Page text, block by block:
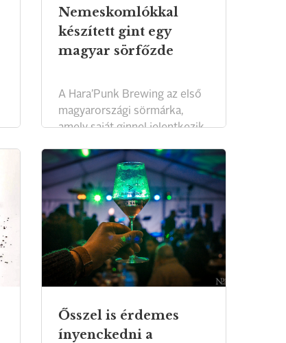
Nemeskomlókkal
készített gint egy
magyar sörfőzde
A Hara’Punk Brewing az első
magyarországi sörmárka,
amely saját ginnel jelentkezik.
Ősszel is érdemes
ínyenckedni a